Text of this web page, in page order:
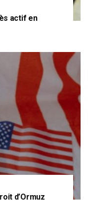
actif en
d’Ormuz